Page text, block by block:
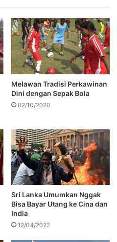
Melawan Tradisi Perkawinan
Dini dengan Sepak Bola
02/10/2020
Sri Lanka Umumkan Nggak
Bisa Bayar Utang ke Cina dan
India
12/04/2022